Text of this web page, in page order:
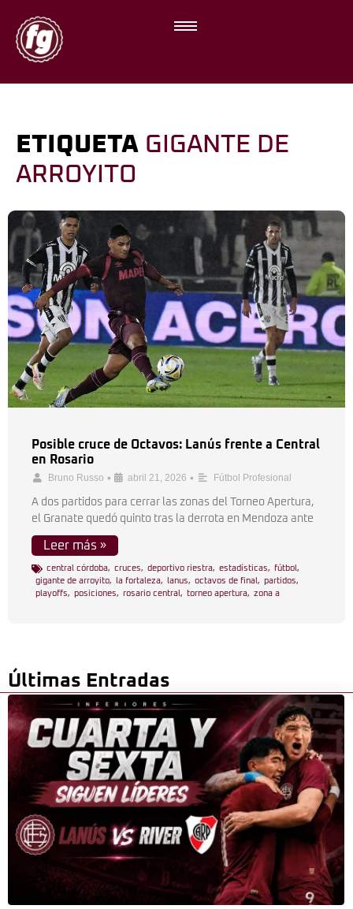
ETIQUETA GIGANTE DE
ARROYITO
Posible cruce de Octavos: Lanús frente a Central
en Rosario
Bruno Russo • abril 21, 2026 • Fútbol Profesional
A dos partidos para cerrar las zonas del Torneo Apertura,
el Granate quedó quinto tras la derrota en Mendoza ante
Leer más »
central córdoba, cruces, deportivo riestra, estadísticas, fútbol ,
gigante de arroyito, la fortaleza, lanus, octavos de final , partidos,
playoffs, posiciones, rosario central , torneo apertura, zona a
Últimas Entradas